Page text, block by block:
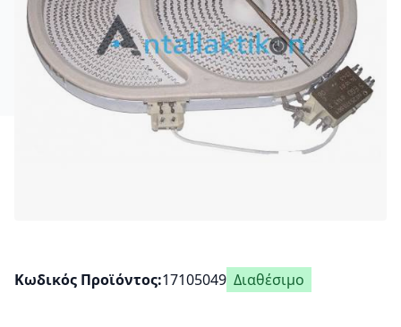
Κωδικός Προϊόντος 17105049 Διαθέσιμο